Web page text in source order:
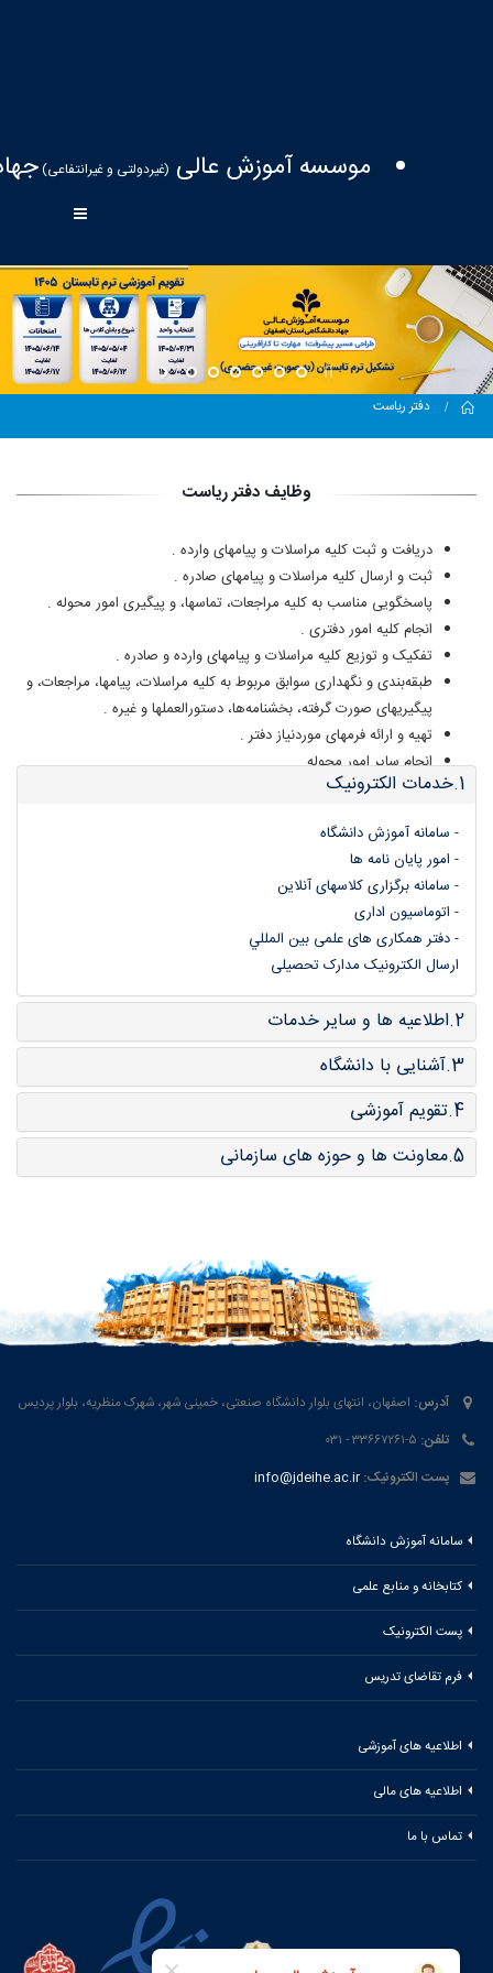
موسسه آموزش عالی (غیردولتی و غیرانتفاعی)
Home
دفتر ریاست
وظایف دفتر ریاست
دریافت و ثبت کلیه مراسلات و پیامهای وارده .
ثبت و ارسال کلیه مراسلات و پیامهای صادره .
پاسخگویی مناسب به کلیه مراجعات، تماسها،‌ و پیگیری امور محوله .
انجام کلیه امور دفتری .
تفکیک و توزیع کلیه مراسلات و پیامهای وارده و صادره .
طبقه‌بندی و نگهداری سوابق مربوط به کلیه مراسلات، پیامها، مراجعات، و
پیگیریهای صورت گرفته، بخشنامه‌ها، دستورالعملها و غیره .
تهیه و ارائه فرمهای موردنیاز دفتر .
انجام سایر امور محوله .
1.خدمات الکترونیک
- سامانه آموزش دانشگاه
- امور پایان نامه ها
- سامانه برگزاری کلاسهای آنلاین
- اتوماسیون اداری
-دفتر همکاری های علمی بین المللي
ارسال الکترونیک مدارک تحصیلی
2.اطلاعیه ها و سایر خدمات
3.آشنایی با دانشگاه
4.تقویم آموزشی
5.معاونت ها و حوزه های سازمانی
آدرس: اصفهان، انتهای بلوار دانشگاه صنعتی، خمینی شهر، شهرک منظریه، بلوار پردیس
تلفن: ۵-۳۳۶۶۷۲۶۱ - ۰۳۱
پست الکترونیک: info@jdeihe.ac.ir
سامانه آموزش دانشگاه
کتابخانه و منابع علمی
پست الکترونیک
فرم تقاضای تدریس
اطلاعیه های آموزشی
اطلاعیه های مالی
تماس با ما